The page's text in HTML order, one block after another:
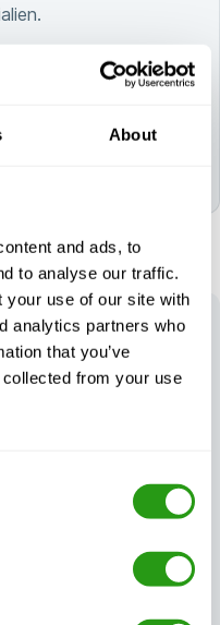
About
and ads, to
to analyse our traffic.
your use of our site with
analytics partners who
that you’ve
from your use
Unterkunft Ausgaben.
die
hoher Qualität sind,
um den realen